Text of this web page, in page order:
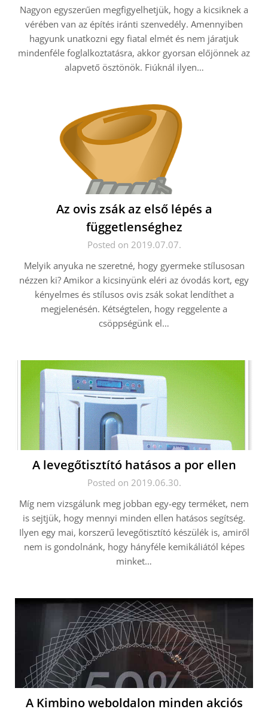
Nagyon egyszerűen megfigyelhetjük, hogy a kicsiknek a
vérében van az építés iránti szenvedély. Amennyiben
hagyunk unatkozni egy fiatal elmét és nem járatjuk
mindenféle foglalkoztatásra, akkor gyorsan előjönnek az
alapvető ösztönök. Fiúknál ilyen…
Az ovis zsák az első lépés a
függetlenséghez
Posted on 2019.07.07.
Melyik anyuka ne szeretné, hogy gyermeke stílusosan
nézzen ki? Amikor a kicsinyünk eléri az óvodás kort, egy
kényelmes és stílusos ovis zsák sokat lendíthet a
megjelenésén. Kétségtelen, hogy reggelente a
csöppségünk el…
A levegőtisztító hatásos a por ellen
Posted on 2019.06.30.
Míg nem vizsgálunk meg jobban egy-egy terméket, nem
is sejtjük, hogy mennyi minden ellen hatásos segítség.
Ilyen egy mai, korszerű levegőtisztító készülék is, amiről
nem is gondolnánk, hogy hányféle kemikáliától képes
minket…
A Kimbino weboldalon minden akciós